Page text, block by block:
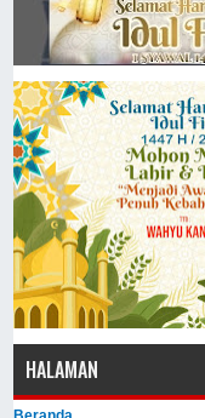
HALAMAN